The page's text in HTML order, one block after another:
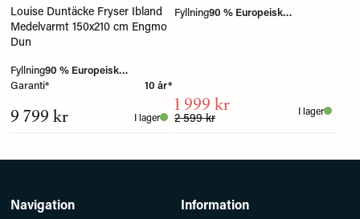
Louise Duntäcke Fryser Ibland
Medelvarmt 150x210 cm Engmo
Dun
Fyllning90 % Europeisk
myskanddun
Garanti* 10 år*
9 799 kr I lager
Fyllning90 % Europeisk
2 599 kr
1 999 kr I lager
Navigation
Information